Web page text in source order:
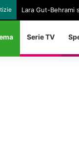
Lara Gut-Behrami
Serie TV